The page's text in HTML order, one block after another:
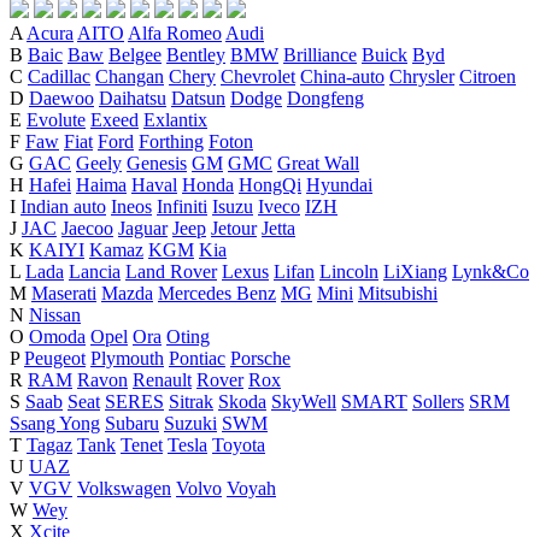
A Acura AITO Alfa Romeo Audi
B Baic Baw Belgee Bentley BMW Brilliance Buick Byd
C Cadillac Changan Chery Chevrolet China-auto Chrysler Citroen
D Daewoo Daihatsu Datsun Dodge Dongfeng
E Evolute Exeed Exlantix
F Faw Fiat Ford Forthing Foton
G GAC Geely Genesis GM GMC Great Wall
H Hafei Haima Haval Honda HongQi Hyundai
I Indian auto Ineos Infiniti Isuzu Iveco IZH
J JAC Jaecoo Jaguar Jeep Jetour Jetta
K KAIYI Kamaz KGM Kia
L Lada Lancia Land Rover Lexus Lifan Lincoln LiXiang Lynk&Co
M Maserati Mazda Mercedes Benz MG Mini Mitsubishi
N Nissan
O Omoda Opel Ora Oting
P Peugeot Plymouth Pontiac Porsche
R RAM Ravon Renault Rover Rox
S Saab Seat SERES Sitrak Skoda SkyWell SMART Sollers SRM
Ssang Yong Subaru Suzuki SWM
T Tagaz Tank Tenet Tesla Toyota
U UAZ
V VGV Volkswagen Volvo Voyah
W Wey
X Xcite